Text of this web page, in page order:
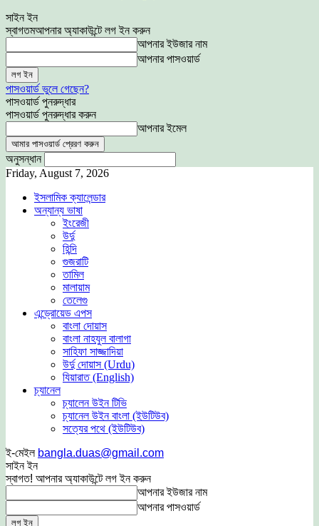
সাইন ইন
স্বাগতমআপনার অ্যাকাউন্টে লগ ইন করুন
আপনার ইউজার নাম
আপনার পাসওয়ার্ড
পাসওয়ার্ড ভুলে গেছেন?
পাসওয়ার্ড পুনরুদ্ধার
পাসওয়ার্ড পুনরুদ্ধার করুন
আপনার ইমেল
অনুসন্ধান
Friday, August 7, 2026
ইসলামিক ক্যালেন্ডার
অন্যান্য ভাষা
ইংরেজী
উর্দু
হিন্দি
গুজরাটি
তামিল
মালায়াম
তেলেগু
এন্ড্রোয়েড এপস
বাংলা দোয়াস
বাংলা নাহযুল বালাগা
সাহিফা সাজ্জাদিয়া
উর্দু দোয়াস (Urdu)
যিয়ারাত (English)
চ্যানেল
চ্যালেন উইন টিভি
চ্যানেল উইন বাংলা (ইউটিউব)
সত্যের পথে (ইউটিউব)
ই-মেইল bangla.duas@gmail.com
সাইন ইন
স্বাগত! আপনার অ্যাকাউন্টে লগ ইন করুন
আপনার ইউজার নাম
আপনার পাসওয়ার্ড